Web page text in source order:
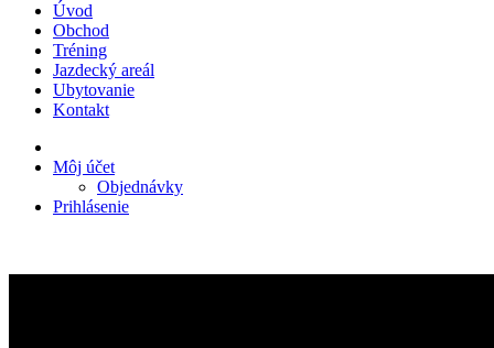
Úvod
Obchod
Tréning
Jazdecký areál
Ubytovanie
Kontakt
Môj účet
Objednávky
Prihlásenie